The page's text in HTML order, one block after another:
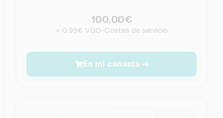
100,00€
+ 0,99€ VGO-Costes de servicio
En mi canasta